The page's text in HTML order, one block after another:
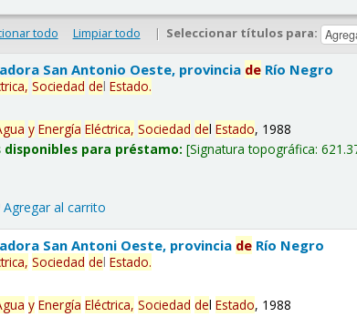
todo Limpiar todo | Seleccionar títulos para:
San Antonio Oeste, provincia de Río Negro
Sociedad delEstado.
y Energía Eléctrica, Sociedad delEstado, 1988
disponibles para préstamo: Signatura topográfica:
Agregar al carrito
San Antoni Oeste, provincia de Río Negro
Sociedad delEstado.
y Energía Eléctrica, Sociedad delEstado, 1988